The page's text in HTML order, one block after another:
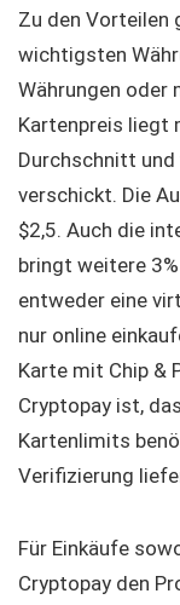
Zu den Vorteilen
wichtigsten
Währungen oder
Kartenpreis liegt
Durchschnitt
verschickt. Die
$2,5. Auch die
bringt weitere
entweder eine
nur online
Karte mit Chip &
Cryptopay ist,
Kartenlimits
Verifizierung
Für Einkäufe
Cryptopay den